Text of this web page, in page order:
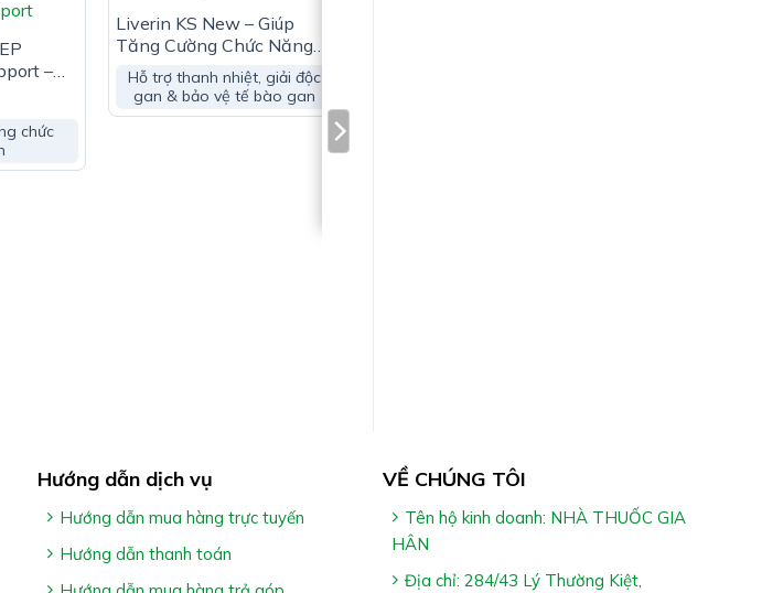
–
chức
Liverin KS New – Giúp
Tăng Cường Chức Năng
Gan
Hỗ trợ thanh nhiệt, giải độc
gan & bảo vệ tế bào gan
Hướng dẫn dịch vụ
Hướng dẫn mua hàng trực tuyến
Hướng dẫn thanh toán
VỀ CHÚNG TÔI
Tên hộ kinh doanh: NHÀ THUỐC GIA
HÂN
Địa chỉ: 284/43 Lý Thường Kiệt,